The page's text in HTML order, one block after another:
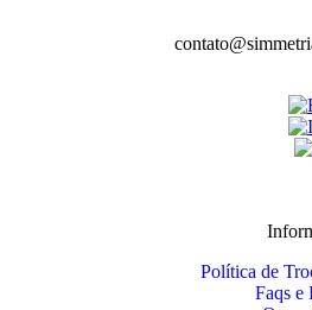
Política de
Faqs e